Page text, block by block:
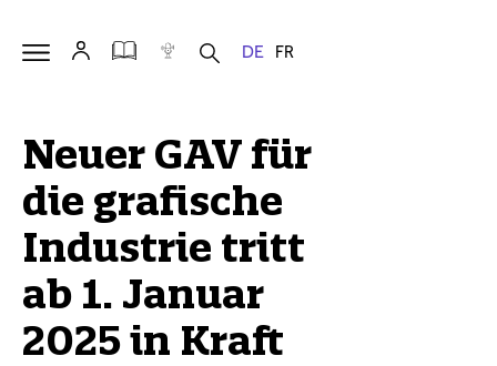
Neuer GAV für
die grafische
Industrie tritt
ab 1. Januar
2025 in Kraft